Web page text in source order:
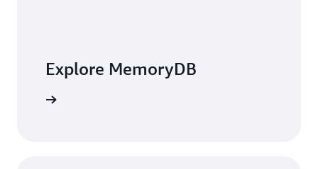
Explore MemoryDB